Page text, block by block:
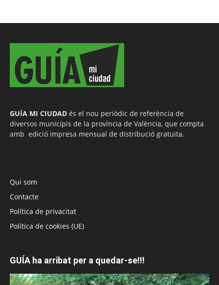
GUÍA MI CIUDAD és el nou periòdic de referència de
diversos municipis de la província de València, que compta
amb edició impresa mensual de distribució gratuïta.
Qui som
Contacte
Política de privacitat
Política de cookies (UE)
GUÍA ha arribat per a quedar-se!!!
Reproductor